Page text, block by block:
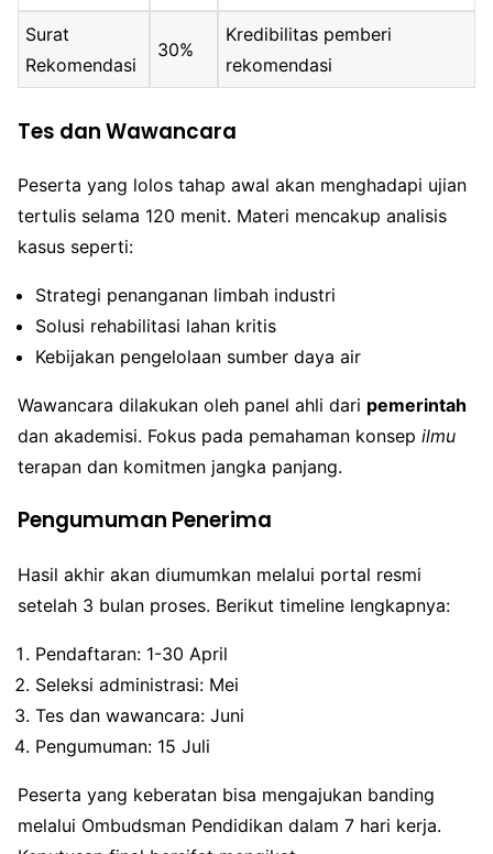
Surat
Rekomendasi
30%
Kredibilitas pemberi
rekomendasi
Tes dan Wawancara
Peserta yang lolos tahap awal akan menghadapi ujian
tertulis selama 120 menit. Materi mencakup analisis
kasus seperti:
Strategi penanganan limbah industri
Solusi rehabilitasi lahan kritis
Kebijakan pengelolaan sumber daya air
Wawancara dilakukan oleh panel ahli dari pemerintah
dan akademisi. Fokus pada pemahaman konsep ilmu
terapan dan komitmen jangka panjang.
Pengumuman Penerima
Hasil akhir akan diumumkan melalui portal resmi
setelah 3 bulan proses. Berikut timeline lengkapnya:
Pendaftaran: 1-30 April
Seleksi administrasi: Mei
Tes dan wawancara: Juni
Pengumuman: 15 Juli
Peserta yang keberatan bisa mengajukan banding
melalui Ombudsman Pendidikan dalam 7 hari kerja.